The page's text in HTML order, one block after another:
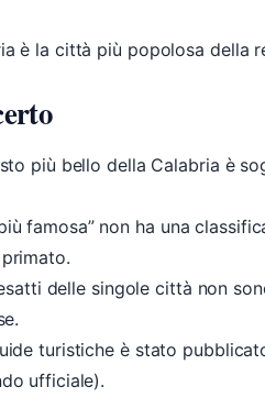
è la città più popolosa della
più bello della Calabria è
famosa” non ha una
delle singole città non
turistiche è stato
ufficiale).